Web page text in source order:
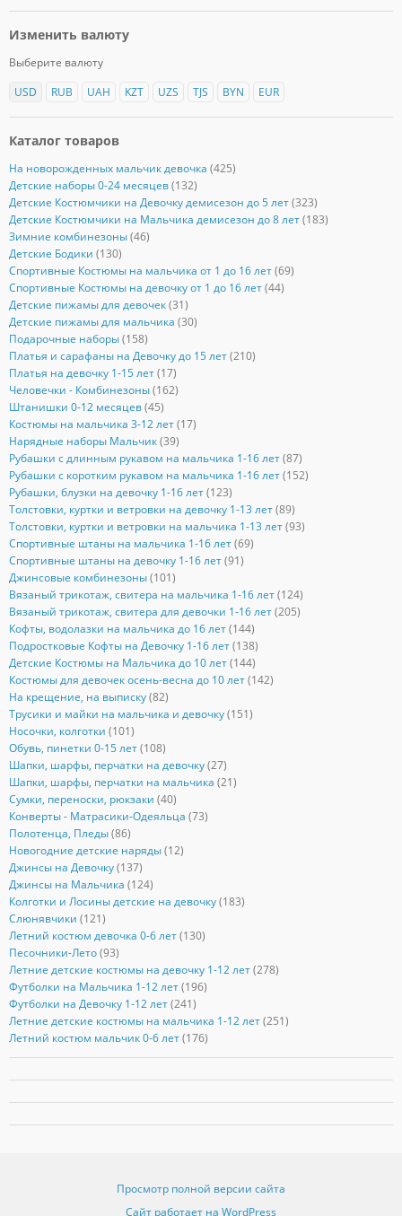
Изменить валюту
Выберите валюту
USD
RUB UAH KZT UZS TJS BYN EUR
Каталог товаров
На новорожденных мальчик девочка (425)
Детские наборы 0-24 месяцев (132)
Детские Костюмчики на Девочку демисезон до 5 лет (323)
Детские Костюмчики на Мальчика демисезон до 8 лет (183)
Зимние комбинезоны (46)
Детские Бодики (130)
Спортивные Костюмы на мальчика от 1 до 16 лет (69)
Спортивные Костюмы на девочку от 1 до 16 лет (44)
Детские пижамы для девочек (31)
Детские пижамы для мальчика (30)
Подарочные наборы (158)
Платья и сарафаны на Девочку до 15 лет (210)
Платья на девочку 1-15 лет (17)
Человечки - Комбинезоны (162)
Штанишки 0-12 месяцев (45)
Костюмы на мальчика 3-12 лет (17)
Нарядные наборы Мальчик (39)
Рубашки с длинным рукавом на мальчика 1-16 лет (87)
Рубашки с коротким рукавом на мальчика 1-16 лет (152)
Рубашки, блузки на девочку 1-16 лет (123)
Толстовки, куртки и ветровки на девочку 1-13 лет (89)
Толстовки, куртки и ветровки на мальчика 1-13 лет (93)
Спортивные штаны на мальчика 1-16 лет (69)
Спортивные штаны на девочку 1-16 лет (91)
Джинсовые комбинезоны (101)
Вязаный трикотаж, свитера на мальчика 1-16 лет (124)
Вязаный трикотаж, свитера для девочки 1-16 лет (205)
Кофты, водолазки на мальчика до 16 лет (144)
Подростковые Кофты на Девочку 1-16 лет (138)
Детские Костюмы на Мальчика до 10 лет (144)
Костюмы для девочек осень-весна до 10 лет (142)
На крещение, на выписку (82)
Трусики и майки на мальчика и девочку (151)
Носочки, колготки (101)
Обувь, пинетки 0-15 лет (108)
Шапки, шарфы, перчатки на девочку (27)
Шапки, шарфы, перчатки на мальчика (21)
Сумки, переноски, рюкзаки (40)
Конверты - Матрасики-Одеяльца (73)
Полотенца, Пледы (86)
Новогодние детские наряды (12)
Джинсы на Девочку (137)
Джинсы на Мальчика (124)
Колготки и Лосины детские на девочку (183)
Слюнявчики (121)
Летний костюм девочка 0-6 лет (130)
Песочники-Лето (93)
Летние детские костюмы на девочку 1-12 лет (278)
Футболки на Мальчика 1-12 лет (196)
Футболки на Девочку 1-12 лет (241)
Летние детские костюмы на мальчика 1-12 лет (251)
Летний костюм мальчик 0-6 лет (176)
Просмотр полной версии сайта
Сайт работает на WordPress